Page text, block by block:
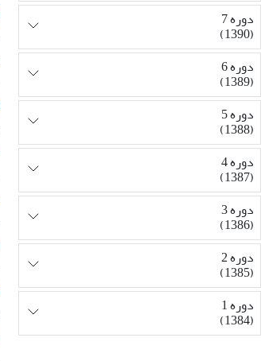
دوره 7
(1390)
دوره 6
(1389)
دوره 5
(1388)
دوره 4
(1387)
دوره 3
(1386)
دوره 2
(1385)
دوره 1
(1384)